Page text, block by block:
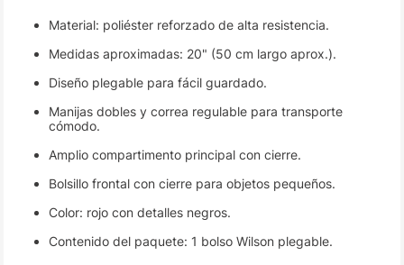
Material: poliéster reforzado de alta resistencia.
Medidas aproximadas: 20" (50 cm largo aprox.).
Diseño plegable para fácil guardado.
Manijas dobles y correa regulable para transporte
cómodo.
Amplio compartimento principal con cierre.
Bolsillo frontal con cierre para objetos pequeños.
Color: rojo con detalles negros.
Contenido del paquete: 1 bolso Wilson plegable.